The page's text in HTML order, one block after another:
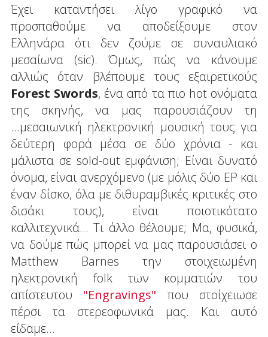
Έχει καταντήσει λίγο γραφικό να
προσπαθούμε να αποδείξουμε στον
Ελληνάρα ότι δεν ζούμε σε συναυλιακό
μεσαίωνα (sic). Όμως, πώς να κάνουμε
αλλιώς όταν βλέπουμε τους εξαιρετικούς
Forest Swords, ένα από τα πιο hot ονόματα
της σκηνής, να μας παρουσιάζουν τη
...μεσαιωνική ηλεκτρονική μουσική τους για
δεύτερη φορά μέσα σε δύο χρόνια - και
μάλιστα σε sold-out εμφάνιση; Είναι δυνατό
όνομα, είναι ανερχόμενο (με μόλις δύο EP και
έναν δίσκο, όλα με διθυραμβικές κριτικές στο
δισάκι τους), είναι ποιοτικότατο
καλλιτεχνικά... Τι άλλο θέλουμε; Μα, φυσικά,
να δούμε πώς μπορεί να μας παρουσιάσει ο
Matthew Barnes την στοιχειωμένη
ηλεκτρονική folk των κομματιών του
απίστευτου "Engravings" που στοίχειωσε
πέρσι τα στερεοφωνικά μας. Και αυτό
είδαμε...